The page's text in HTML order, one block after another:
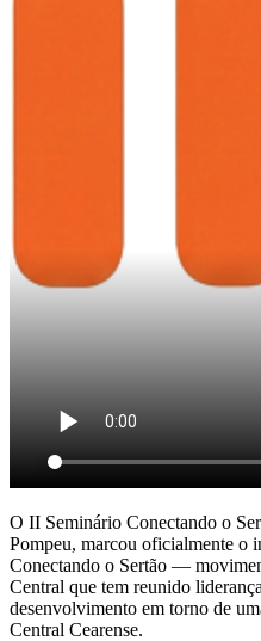
O II Seminário Conectando o
Pompeu, marcou oficialmente o
Conectando o Sertão —
Central que tem reunido
desenvolvimento em torno de
Central Cearense.